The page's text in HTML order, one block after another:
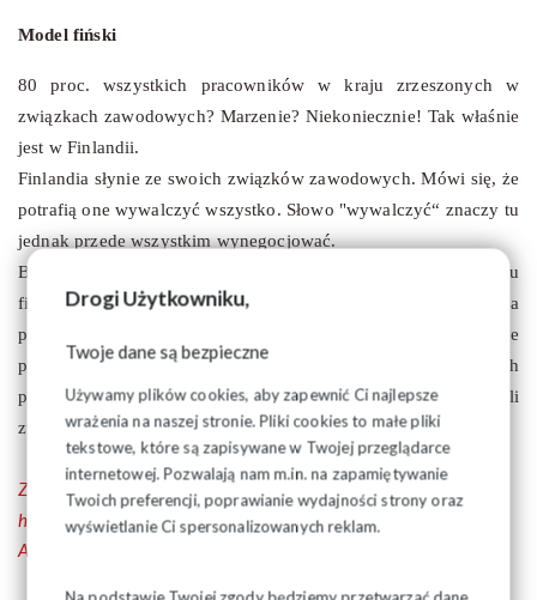
Drogi Użytkowniku,
Twoje dane są bezpieczne
Używamy plików cookies, aby zapewnić Ci najlepsze
wrażenia na naszej stronie. Pliki cookies to małe pliki
tekstowe, które są zapisywane w Twojej przeglądarce
internetowej. Pozwalają nam m.in. na zapamiętywanie
Twoich preferencji, poprawianie wydajności strony oraz
wyświetlanie Ci spersonalizowanych reklam.
Model fiński
80 proc. wszystkich pracowników w kraju zrzeszonych w
związkach zawodowych? Marzenie? Niekoniecznie! Tak właśnie
jest w Finlandii.
Finlandia słynie ze swoich związków zawodowych. Mówi się, że
potrafią one wywalczyć wszystko. Słowo "wywalczyć“ znaczy tu
jednak przede wszystkim wynegocjować.
Bo wszystko, co wiąże się ze świadczeniem pracy, na rynku
fińskim opiera się na ścisłej współpracy między państwem a
partnerami społecznymi. Niemal wszystkie przepisy dotyczące
pracy zawodowej mają swoje źródło w trójstronnych
porozumieniach: rządu, pracodawców i pracowników, czyli
związków zawodowych.
Zobacz pełny tekst artykułu - pdf tutaj
http://www.poranny.pl/apps/pbcs.dll/article?
AID=/20150615/SOLIDARNOSC/150619795